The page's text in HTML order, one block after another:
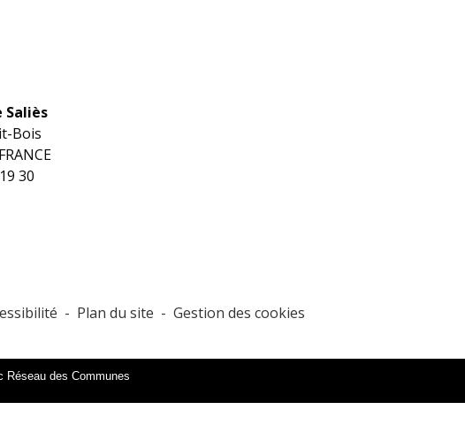
Saliès
Bois
30
- Plan du site - Gestion des cookies
Réseau des Communes